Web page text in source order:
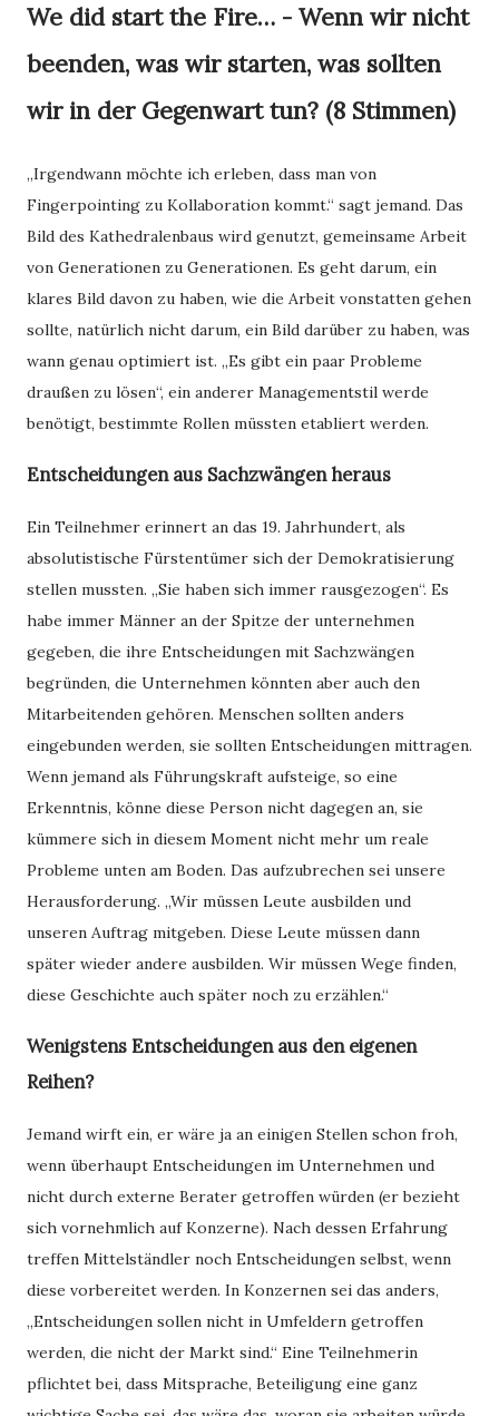
We did start the Fire… - Wenn wir nicht
beenden, was wir starten, was sollten
wir in der Gegenwart tun? (8 Stimmen)
„Irgendwann möchte ich erleben, dass man von
Fingerpointing zu Kollaboration kommt.“ sagt jemand. Das
Bild des Kathedralenbaus wird genutzt, gemeinsame Arbeit
von Generationen zu Generationen. Es geht darum, ein
klares Bild davon zu haben, wie die Arbeit vonstatten gehen
sollte, natürlich nicht darum, ein Bild darüber zu haben, was
wann genau optimiert ist. „Es gibt ein paar Probleme
draußen zu lösen“, ein anderer Managementstil werde
benötigt, bestimmte Rollen müssten etabliert werden.
Entscheidungen aus Sachzwängen heraus
Ein Teilnehmer erinnert an das 19. Jahrhundert, als
absolutistische Fürstentümer sich der Demokratisierung
stellen mussten. „Sie haben sich immer rausgezogen“. Es
habe immer Männer an der Spitze der unternehmen
gegeben, die ihre Entscheidungen mit Sachzwängen
begründen, die Unternehmen könnten aber auch den
Mitarbeitenden gehören. Menschen sollten anders
eingebunden werden, sie sollten Entscheidungen mittragen.
Wenn jemand als Führungskraft aufsteige, so eine
Erkenntnis, könne diese Person nicht dagegen an, sie
kümmere sich in diesem Moment nicht mehr um reale
Probleme unten am Boden. Das aufzubrechen sei unsere
Herausforderung. „Wir müssen Leute ausbilden und
unseren Auftrag mitgeben. Diese Leute müssen dann
später wieder andere ausbilden. Wir müssen Wege finden,
diese Geschichte auch später noch zu erzählen.“
Wenigstens Entscheidungen aus den eigenen
Reihen?
Jemand wirft ein, er wäre ja an einigen Stellen schon froh,
wenn überhaupt Entscheidungen im Unternehmen und
nicht durch externe Berater getroffen würden (er bezieht
sich vornehmlich auf Konzerne). Nach dessen Erfahrung
treffen Mittelständler noch Entscheidungen selbst, wenn
diese vorbereitet werden. In Konzernen sei das anders,
„Entscheidungen sollen nicht in Umfeldern getroffen
werden, die nicht der Markt sind.“ Eine Teilnehmerin
pflichtet bei, dass Mitsprache, Beteiligung eine ganz